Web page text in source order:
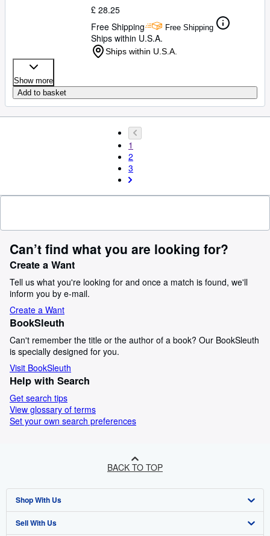
£ 28.25
Free Shipping
Free Shipping
Ships within U.S.A.
Ships within U.S.A.
Show more
Add to basket
1
2
3
Can’t find what you are looking for?
Create a Want
Tell us what you're looking for and once a match is found, we'll
inform you by e-mail.
Create a Want
BookSleuth
Can't remember the title or the author of a book? Our BookSleuth
is specially designed for you.
Visit BookSleuth
Help with Search
Get search tips
View glossary of terms
Set your own search preferences
BACK TO TOP
Shop With Us
Advanced Search
Sell With Us